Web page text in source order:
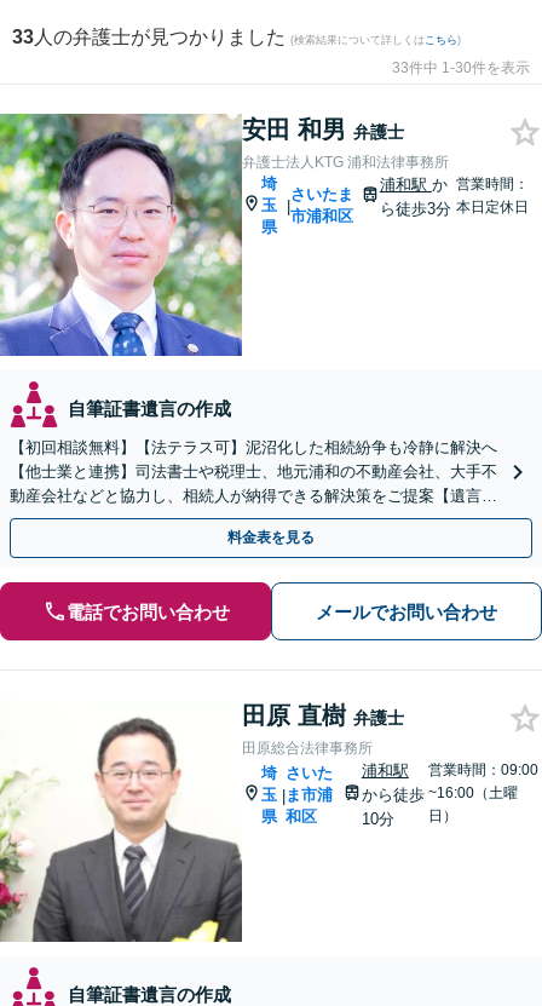
33 人の弁護士が見つかりました (検索結果について詳しくは こちら)
33件中 1-30件を表示
安田 和男 弁護士
弁護士法人KTG 浦和法律事務所
埼
玉
県
|
さいたま
市浦和区
浦和駅 か
ら徒歩3分
営業時間：
本日定休日
自筆証書遺言の作成
【初回相談無料】【法テラス可】泥沼化した相続紛争も冷静に解決へ
【他士業と連携】司法書士や税理士、地元浦和の不動産会社、大手不
動産会社などと協力し、相続人が納得できる解決策をご提案【遺言書
作成】トラブルを予測したうえで作成・執行【浦和駅2分】
料金表を見る
電話でお問い合わせ メールでお問い合わせ
田原 直樹 弁護士
田原総合法律事務所
埼
玉
県
|
さいた
ま市浦
和区
浦和駅
から徒歩
10分
営業時間：09:00
~16:00（土曜
日）
自筆証書遺言の作成